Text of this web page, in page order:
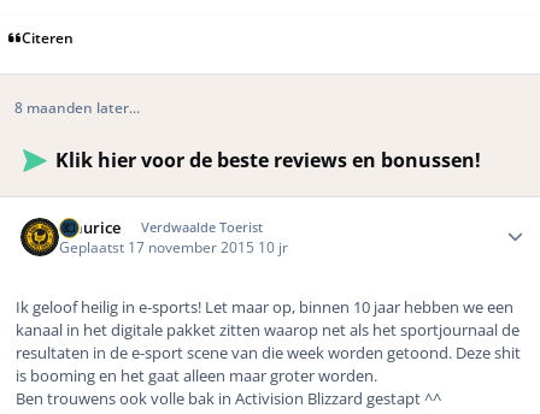
Citeren
8 maanden later...
Klik hier voor de beste reviews en bonussen!
Maurice Verdwaalde Toerist
Geplaatst 17 november 2015 10 jr
Ik geloof heilig in e-sports! Let maar op, binnen 10 jaar hebben we een
kanaal in het digitale pakket zitten waarop net als het sportjournaal de
resultaten in de e-sport scene van die week worden getoond. Deze shit
is booming en het gaat alleen maar groter worden.
Ben trouwens ook volle bak in Activision Blizzard gestapt ^^